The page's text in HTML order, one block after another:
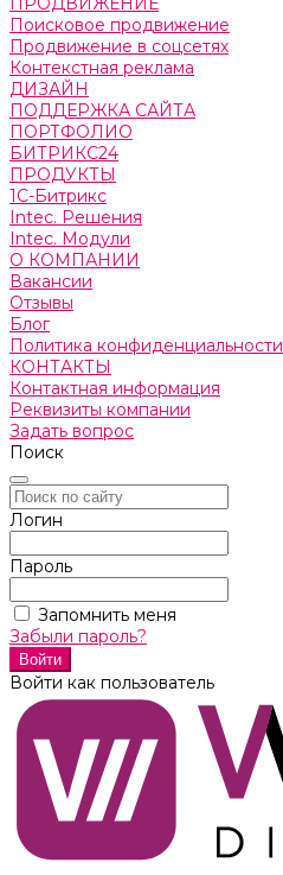
Поисковое продвижение
Продвижение в соцсетях
Контекстная реклама
ДИЗАЙН
ПОДДЕРЖКА САЙТА
ПОРТФОЛИО
БИТРИКС24
ПРОДУКТЫ
1С-Битрикс
Intec. Решения
Intec. Модули
О КОМПАНИИ
Вакансии
Отзывы
Блог
Политика конфиденциальности
КОНТАКТЫ
Контактная информация
Реквизиты компании
Задать вопрос
Поиск
Логин
Пароль
Запомнить меня
Забыли пароль?
Войти как пользователь